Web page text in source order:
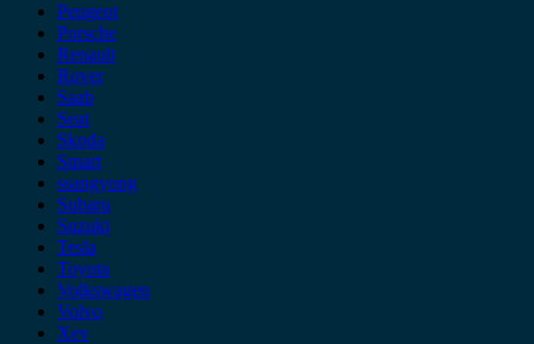
Peugeot
Porsche
Renault
Rover
Saab
Seat
Skoda
Smart
ssangyong
Subaru
Suzuki
Tesla
Toyota
Volkswagen
Volvo
Xev